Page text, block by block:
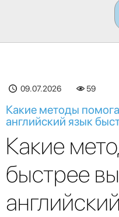
09.07.2026 59
Какие методы
английский язык
Какие
быстрее